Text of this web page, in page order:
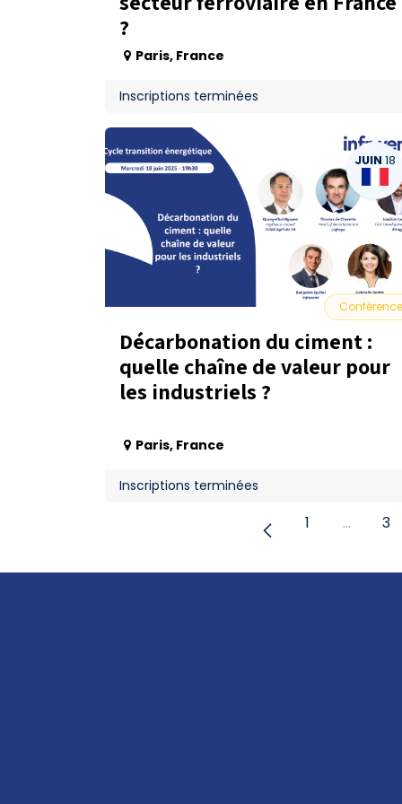
?
Paris, France
Inscriptions terminées
JUIN 18
Décarbonation du ciment :
quelle chaîne de valeur pour
les industriels ?
Conférence
Paris, France
Inscriptions terminées
1 … 3